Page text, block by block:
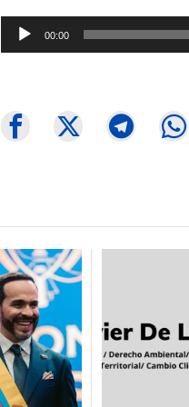
Reproductor
de
00:00